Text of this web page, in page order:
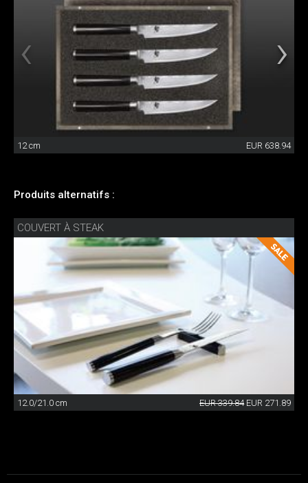
12 cm EUR 638.94
Produits alternatifs :
COUVERT À STEAK
12.0/21.0 cm EUR 339.84 EUR 271.89